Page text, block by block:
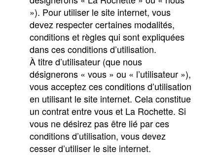
»). Pour utiliser le site internet, vous
devez respecter certaines modalités,
conditions et règles qui sont expliquées
dans ces conditions d’utilisation.
À titre d’utilisateur (que nous
désignerons « vous » ou « l’utilisateur »),
vous acceptez ces conditions d’utilisation
en utilisant le site internet. Cela constitue
un contrat entre vous et La Rochette. Si
vous ne désirez pas être lié par ces
conditions d’utilisation, vous devez
cesser d’utiliser le site internet.